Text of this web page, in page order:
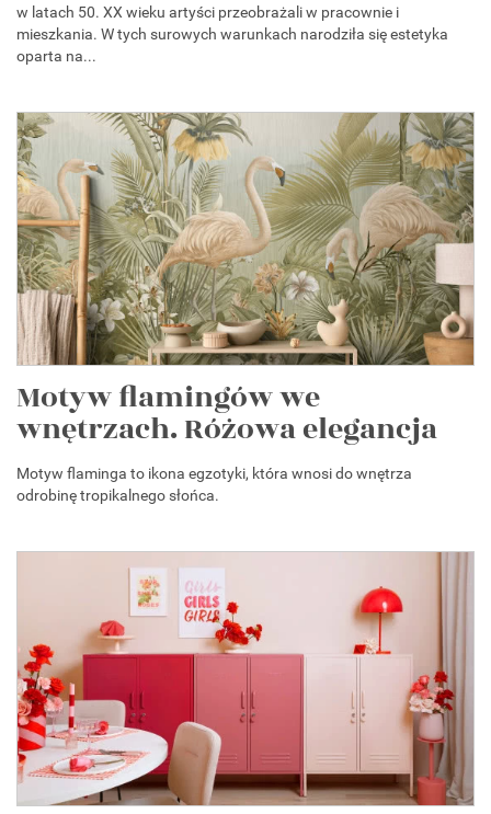
w latach 50. XX wieku artyści przeobrażali w pracownie i
mieszkania. W tych surowych warunkach narodziła się estetyka
oparta na...
Motyw flamingów we
wnętrzach. Różowa elegancja
Motyw flaminga to ikona egzotyki, która wnosi do wnętrza
odrobinę tropikalnego słońca.